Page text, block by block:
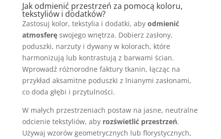
Jak odmienić przestrzeń za pomocą koloru,
tekstyliów i dodatków?
Zastosuj kolor, tekstylia i dodatki, aby odmienić
atmosferęswojego wnętrza. Dobierz zasłony,
poduszki, narzuty i dywany w kolorach, które
harmonizują lub kontrastują z barwami ścian.
Wprowadź różnorodne faktury tkanin, łącząc na
przykład aksamitne poduszki z lnianymi zasłonami,
co doda głębi i przytulności.
W małych przestrzeniach postaw na jasne, neutralne
odcienie tekstyliów, aby rozświetlić przestrzeń.
Używaj wzorów geometrycznych lub florystycznych,